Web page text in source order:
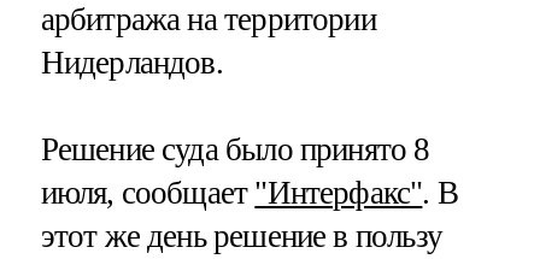
арбитража на территории
Нидерландов.
Решение суда было принято 8
июля, сообщает "Интерфакс". В
этот же день решение в пользу